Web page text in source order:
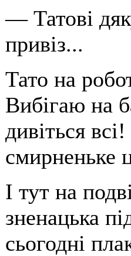
— Татові
привіз...
Тато на
Вибігаю на
дивіться
смирненьке
І тут на
зненацька
сьогодні